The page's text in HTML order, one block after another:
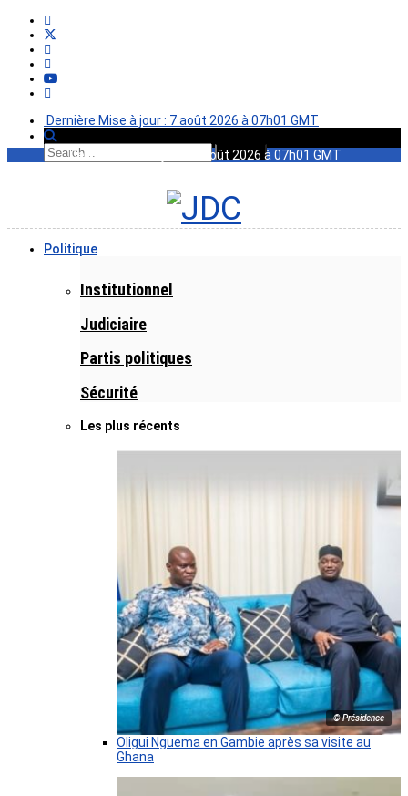
Dernière Mise à jour : 7 août 2026 à 07h01 GMT
Dernière Mise à jour : 7 août 2026 à 07h01 GMT
Politique
Institutionnel
Judiciaire
Partis politiques
Sécurité
Les plus récents
© Présidence
Oligui Nguema en Gambie après sa visite au
Ghana